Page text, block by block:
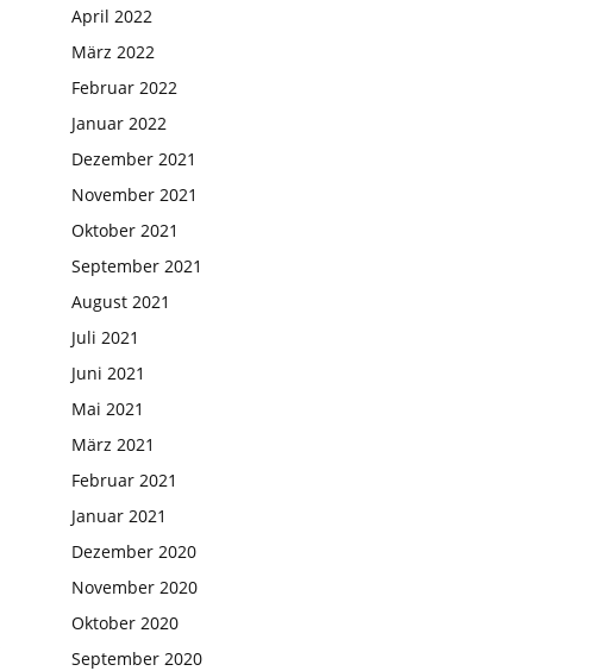
April 2022
März 2022
Februar 2022
Januar 2022
Dezember 2021
November 2021
Oktober 2021
September 2021
August 2021
Juli 2021
Juni 2021
Mai 2021
März 2021
Februar 2021
Januar 2021
Dezember 2020
November 2020
Oktober 2020
September 2020